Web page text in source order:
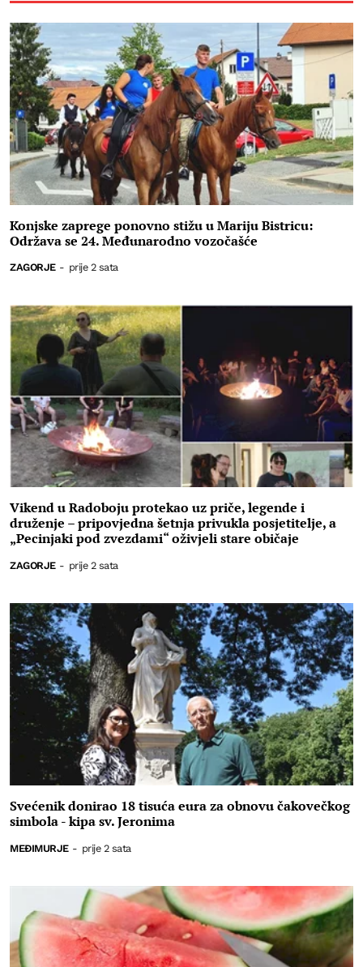
Konjske zaprege ponovno stižu u Mariju Bistricu:
Održava se 24. Međunarodno vozočašće
ZAGORJE - prije 2 sata
Vikend u Radoboju protekao uz priče, legende i
druženje – pripovjedna šetnja privukla posjetitelje, a
„Pecinjaki pod zvezdami“ oživjeli stare običaje
ZAGORJE - prije 2 sata
Svećenik donirao 18 tisuća eura za obnovu čakovečkog
simbola - kipa sv. Jeronima
MEĐIMURJE - prije 2 sata